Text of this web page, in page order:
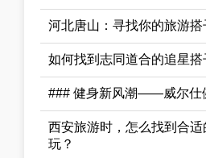
河北唐山：寻找你的旅游
如何找到志同道合的追星搭
### 健身新风潮——威尔仕
西安旅游时，怎么找到合
玩？